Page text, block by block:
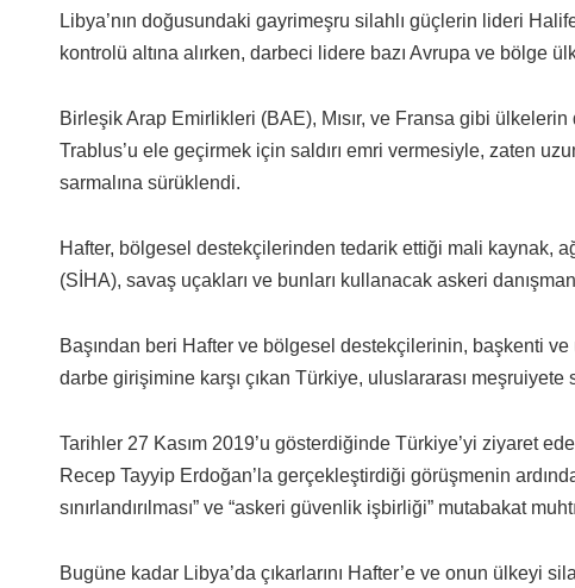
Libya’nın doğusundaki gayrimeşru silahlı güçlerin lideri
kontrolü altına alırken, darbeci lidere bazı Avrupa ve bölge
Birleşik Arap Emirlikleri (BAE), Mısır, ve Fransa gibi
Trablus’u ele geçirmek için saldırı emri vermesiyle, zaten
sarmalına sürüklendi.
Hafter, bölgesel destekçilerinden tedarik ettiği mali kaynak,
(SİHA), savaş uçakları ve bunları kullanacak askeri
Başından beri Hafter ve bölgesel destekçilerinin, başkenti
darbe girişimine karşı çıkan Türkiye, uluslararası
Tarihler 27 Kasım 2019’u gösterdiğinde Türkiye’yi ziyaret
Recep Tayyip Erdoğan’la gerçekleştirdiği görüşmenin
sınırlandırılması” ve “askeri güvenlik işbirliği” mutabakat
Bugüne kadar Libya’da çıkarlarını Hafter’e ve onun ülkeyi